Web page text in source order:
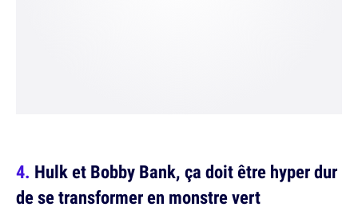
Hulk et Bobby Bank, ça doit être hyper dur
de se transformer en monstre vert